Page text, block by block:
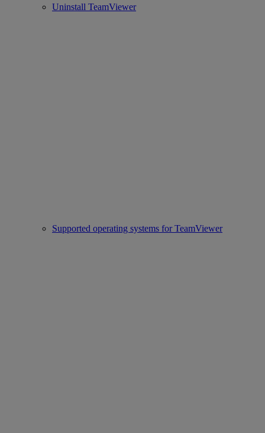
Uninstall TeamViewer
Supported operating systems for TeamViewer